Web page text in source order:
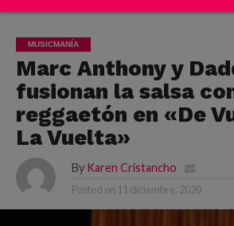
MUSICMANÍA
Marc Anthony y
fusionan la salsa
reggaetón en «De
La Vuelta»
By Karen Cristancho
Posted on 11 diciembre, 2020